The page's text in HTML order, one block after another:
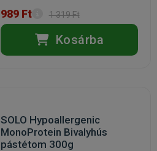
989 Ft 1 319 Ft
Kosárba
SOLO Hypoallergenic
MonoProtein Bivalyhús
pástétom 300g